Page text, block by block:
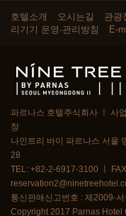
호텔소개 오시는길 관광
리기기 운영·관리방침
E-
파르나스 호텔주식회사 ㅣ 사
창
나인트리 바이 파르나스 서울
28
TEL: +82-2-6917-3100 ㅣ
통신판매신고번호 : 제2009-
Copyright 2017 Parnas Hotel